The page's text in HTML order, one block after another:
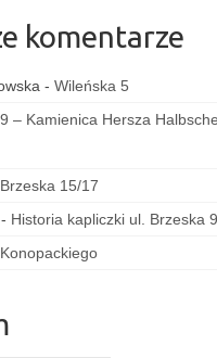
komentarze
- Wileńska 5
– Kamienica Hersza
Brzeska 15/17
- Historia kapliczki ul. Brzeska 9
Konopackiego